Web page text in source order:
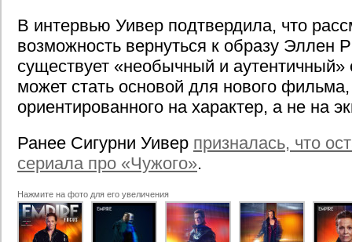
В интервью Уивер подтвердила, что
возможность вернуться к образу Эллен
существует «необычный и аутентичный»
может стать основой для нового
ориентированного на характер, а не на
Ранее Сигурни Уивер призналась, что
сериала про «Чужого».
Нажмите на фото для его увеличения